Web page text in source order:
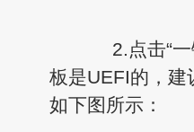
2.点击“一
板是UEFI的，建
如下图所示：